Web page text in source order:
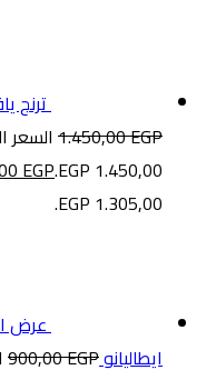
ترنج
1.450,00EGP
السعر
1.450,00 EGP.
EGP
1.305,00 EGP.
ايطاليانو
900,00EGP